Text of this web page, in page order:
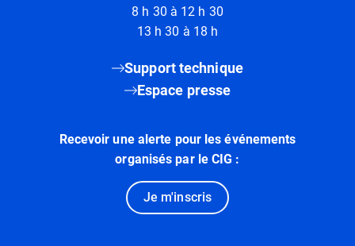
8 h 30 à 12 h 30
13 h 30 à 18 h
Support technique
Espace presse
Recevoir une alerte pour les événements
organisés par le CIG :
Je m'inscris